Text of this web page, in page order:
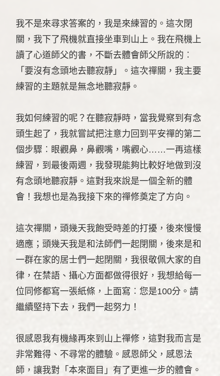
我不是來尋求答案的，我是來練習的。這次閉
關，我下了飛機就直接坐車到山上。我在飛機上
讀了心道師父的書，不斷去體會師父所說的︰
「要沒有念頭地去聽寂靜」。這次禪關，我主要
練習的主題就是無念地聽寂靜。
我如何練習的呢？在聽寂靜時，當我覺察到有念
頭生起了，我就嘗試把注意力回到平安禪的第二
個步驟︰眼觀鼻，鼻觀嘴，嘴觀心……一再這樣
練習，到最後兩週，我發現能夠比較好地做到沒
有念頭地聽寂靜。這對我來說是一個全新的體
會！我想也是為我接下來的禪修奠定了方向。
這次禪關，頭幾天我飽受時差的打擾，後來慢慢
適應；頭幾天我是和法師們一起閉關，後來是和
一群在家的居士們一起閉關，我很敬佩大家的自
律，在禁語、攝心方面都做得很好，我想給每一
位同修都寫一張紙條，上面寫︰您是100分。請
繼續堅持下去，我們一起努力！
很感恩我有機緣再來到山上禪修，這對我而言是
非常難得、不尋常的體驗。感恩師父，感恩法
師，讓我對「本來面目」有了更進一步的體會。